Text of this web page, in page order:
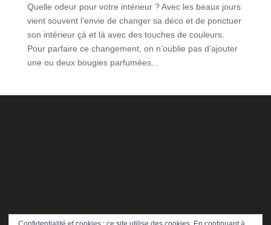
Quelle odeur pour votre intérieur ? Avec les beaux jours
vient souvent l’envie de changer sa déco et de ponctuer
son intérieur çà et là avec des touches de couleurs.
Pour parfaire ce changement, on n’oublie pas d’ajouter
une ou deux bougies parfumées...